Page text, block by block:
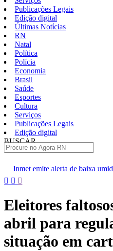
Publicações Legais
Edição digital
Últimas Notícias
RN
Natal
Política
Polícia
Economia
Brasil
Saúde
Esportes
Cultura
Serviços
Publicações Legais
Edição digital
BUSCAR
baixa umidade para 77 cidades
Pular
conteúdo
Eleitores
abril para
situação em